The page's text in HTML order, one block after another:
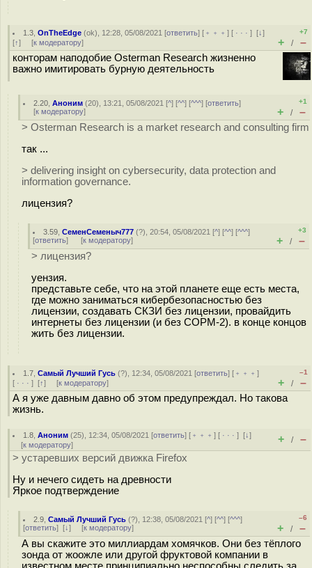
1.3 ,OnTheEdge (ok), 12:28, 05/08/2021 [ответить] [ ﹢﹢﹢] [ · · ·][↓]
[↑] [к модератору]
+7
+ / –
конторам наподобие Osterman Research жизненно
важно имитировать бурную деятельность
2.20 ,Аноним (20), 13:21, 05/08/2021 [^] [^^] [^^^] [ответить]
[к модератору]
+1
+ / –
> Osterman Research is a market research and consulting firm
так ...
> delivering insight on cybersecurity, data protection and
information governance.
лицензия?
3.59 ,СеменСеменыч777 (?), 20:54, 05/08/2021 [^] [^^] [^^^]
[ответить] [к модератору]
+3
+ / –
> лицензия?
уензия.
представьте себе, что на этой планете еще есть места,
где можно заниматься кибербезопасностью без
лицензии, создавать СКЗИ без лицензии, провайдить
интернеты без лицензии (и без СОРМ-2). в конце концов
жить без лицензии.
1.7 ,Самый Лучший Гусь (?), 12:34, 05/08/2021 [ответить] [ ﹢﹢﹢]
[ · · · ] [↑] [к модератору]
–1
+ / –
А я уже давным давно об этом предупреждал. Но такова
жизнь.
1.8 ,Аноним (25), 12:34, 05/08/2021 [ответить] [ ﹢﹢﹢] [ · · ·][↓]
[к модератору] + / –
> устаревших версий движка Firefox
Ну и нечего сидеть на древности
Яркое подтверждение
2.9 ,Самый Лучший Гусь (?), 12:38, 05/08/2021 [^] [^^] [^^^]
[ответить] [↓] [к модератору]
–6
+ / –
А вы скажите это миллиардам хомячков. Они без тёплого
зонда от жоожле или другой фруктовой компании в